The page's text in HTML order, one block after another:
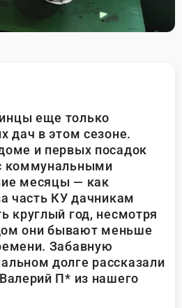
еще только
дач в этом сезоне.
и первых посадок
коммунальными
месяцы — как
часть КУ дачникам
круглый год, несмотря
они бывают меньше
Забавную
долге рассказали
П* из нашего